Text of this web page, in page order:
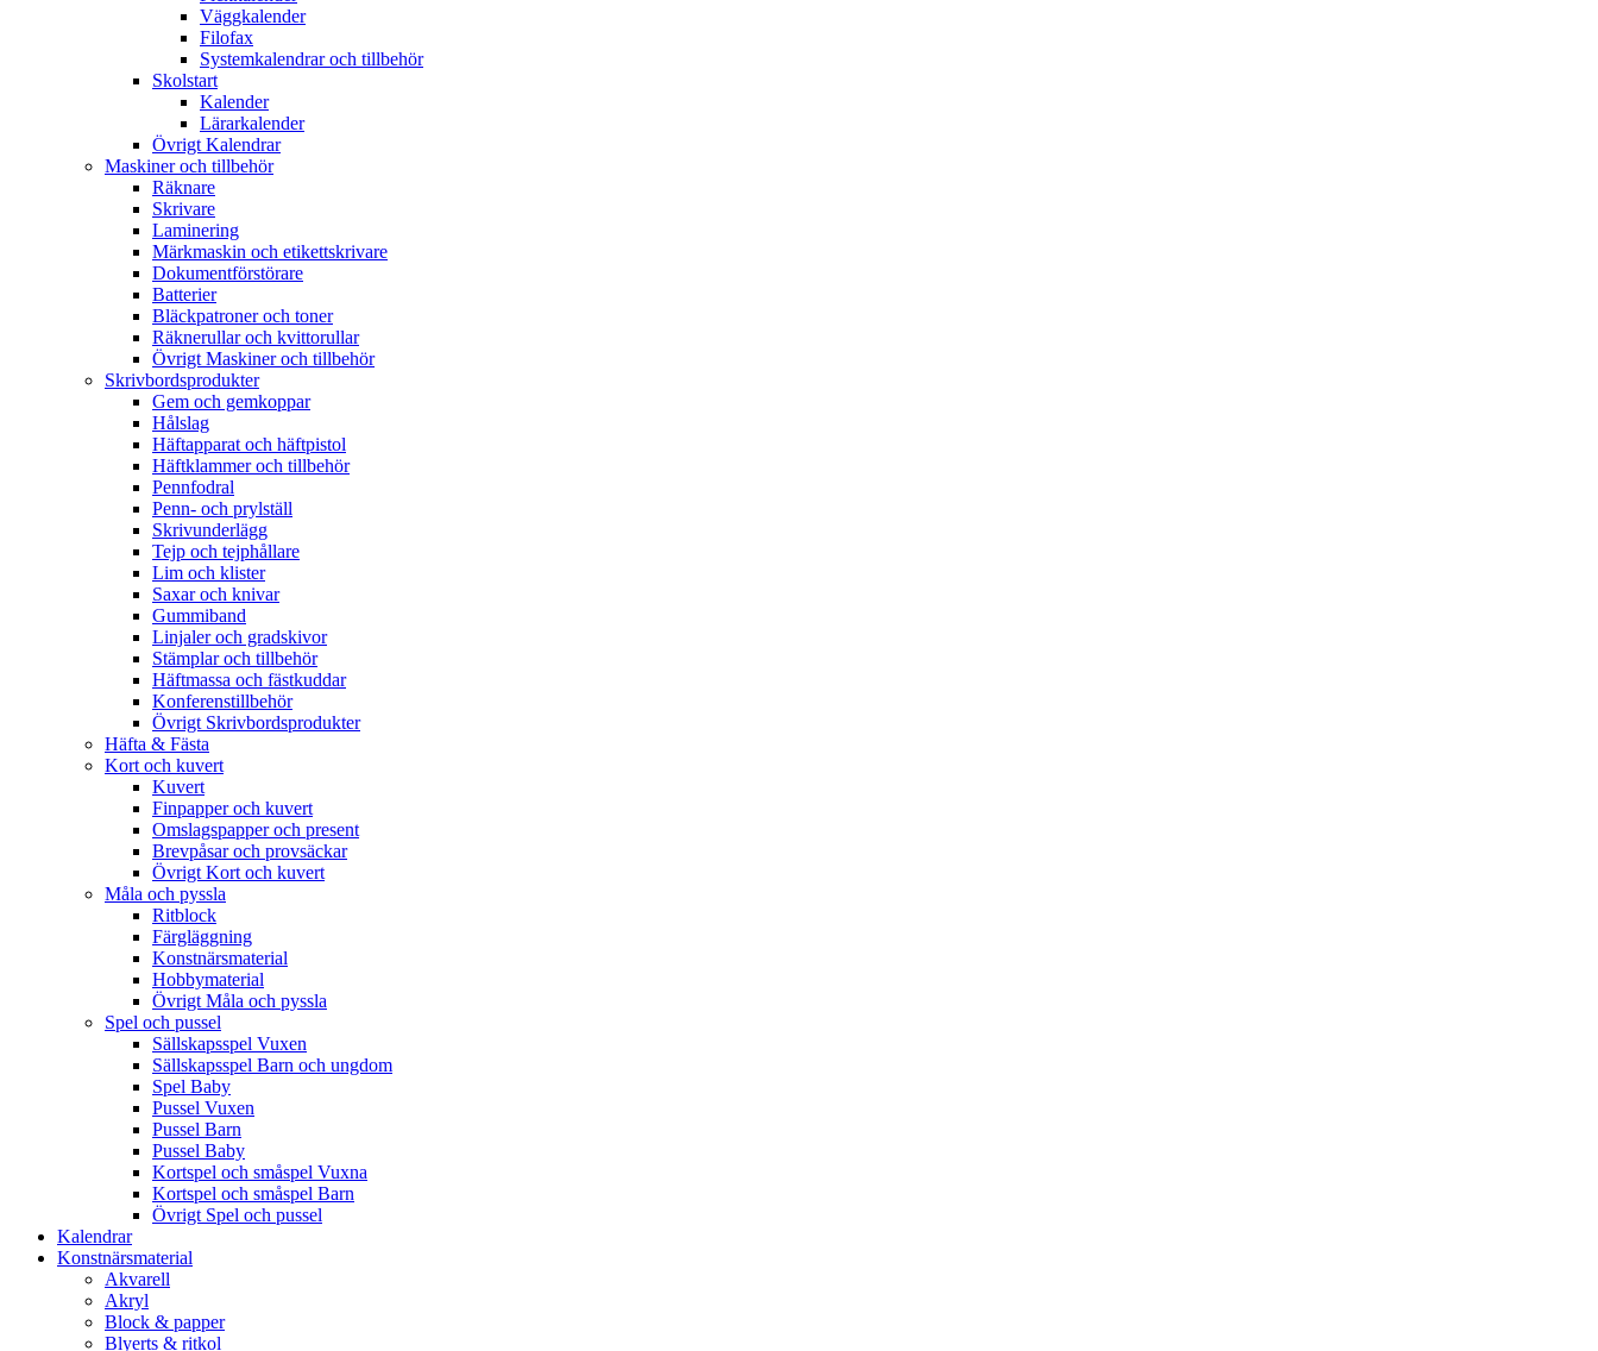
Väggkalender
Filofax
Systemkalendrar och tillbehör
Skolstart
Kalender
Lärarkalender
Övrigt Kalendrar
Maskiner och tillbehör
Räknare
Skrivare
Laminering
Märkmaskin och etikettskrivare
Dokumentförstörare
Batterier
Bläckpatroner och toner
Räknerullar och kvittorullar
Övrigt Maskiner och tillbehör
Skrivbordsprodukter
Gem och gemkoppar
Hålslag
Häftapparat och häftpistol
Häftklammer och tillbehör
Pennfodral
Penn- och prylställ
Skrivunderlägg
Tejp och tejphållare
Lim och klister
Saxar och knivar
Gummiband
Linjaler och gradskivor
Stämplar och tillbehör
Häftmassa och fästkuddar
Konferenstillbehör
Övrigt Skrivbordsprodukter
Häfta & Fästa
Kort och kuvert
Kuvert
Finpapper och kuvert
Omslagspapper och present
Brevpåsar och provsäckar
Övrigt Kort och kuvert
Måla och pyssla
Ritblock
Färgläggning
Konstnärsmaterial
Hobbymaterial
Övrigt Måla och pyssla
Spel och pussel
Sällskapsspel Vuxen
Sällskapsspel Barn och ungdom
Spel Baby
Pussel Vuxen
Pussel Barn
Pussel Baby
Kortspel och småspel Vuxna
Kortspel och småspel Barn
Övrigt Spel och pussel
Kalendrar
Konstnärsmaterial
Akvarell
Akryl
Block & papper
Blyerts & ritkol